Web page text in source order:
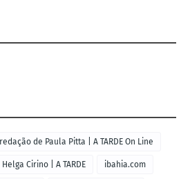
de Paula Pitta | A TARDE On Line
Helga Cirino | A TARDE ibahia.com